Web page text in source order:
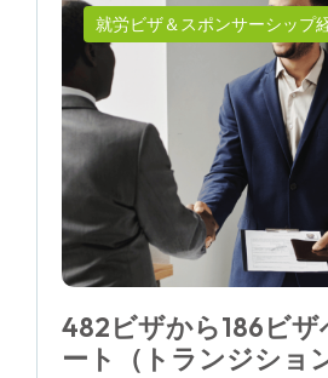
就労ビザ＆スポンサーシップ
482ビザから186ビザ
ート（トランジショ